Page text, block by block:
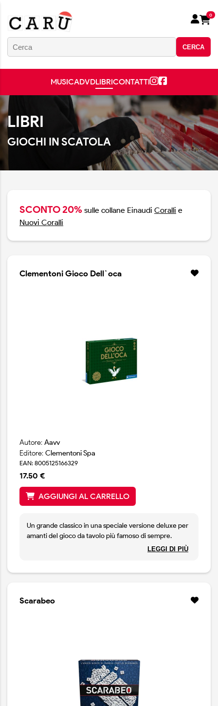
CERCA
0
MUSICADVDLIBRICONTATTI
LIBRI
GIOCHI IN SCATOLA
SCONTO 20% sulle collane Einaudi Coralli e
Nuovi Coralli
Clementoni Gioco Dell`oca
Autore: Aavv
Editore: Clementoni Spa
EAN: 8005125166329
17.50 €
AGGIUNGI AL CARRELLO
Un grande classico in una speciale versione deluxe per
amanti del gioco da tavolo più famoso di sempre.
Contiene un maxi tabellone con il percorso, dado e
LEGGI DI PIÙ
Scarabeo